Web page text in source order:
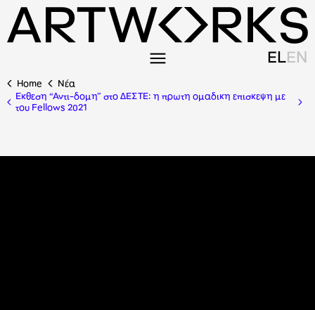
ELEN
Home
Nέα
Εκθεση “Αντι-δομη” στο ΔΕΣΤΕ: η πρωτη ομαδικη επισκεψη με
του Fellows 2021